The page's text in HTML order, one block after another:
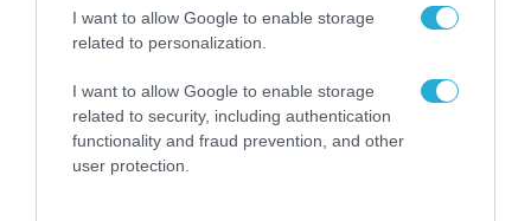
I want to allow Google to enable storage
related to personalization.
I want to allow Google to enable storage
related to security, including authentication
functionality and fraud prevention, and other
user protection.
τα ζώα που χάθηκαν στις πυρκαγιές της
Αττικής (φωτο)